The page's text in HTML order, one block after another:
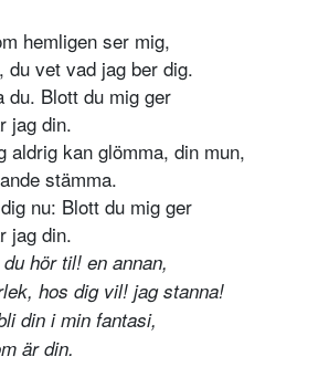
hemligen ser mig,
du vet vad jag ber dig.
du. Blott du mig ger
jag din.
aldrig kan glömma, din mun,
stämma.
nu: Blott du mig ger
jag din.
hör til! en annan,
hos dig vil! jag stanna!
din i min fantasi,
är din.